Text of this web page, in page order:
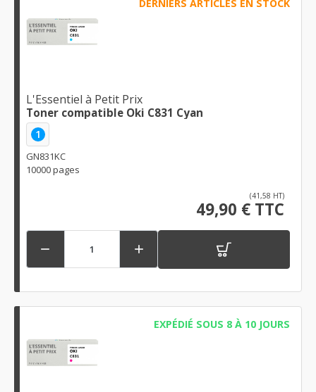
DERNIERS ARTICLES EN STOCK
L'Essentiel à Petit Prix
Toner compatible Oki C831 Cyan
1
GN831KC
10000 pages
(41,58 HT)
49,90 € TTC
 
EXPÉDIÉ SOUS 8 À 10 JOURS